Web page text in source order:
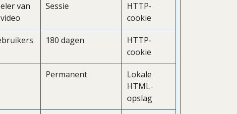
van
Sessie
HTTP-
cookie
180 dagen
HTTP-
cookie
Permanent
Lokale
HTML-
opslag